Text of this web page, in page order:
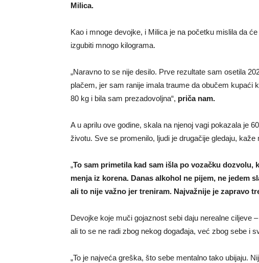
Milica.
Kao i mnoge devojke, i Milica je na početku mislila da
izgubiti mnogo kilograma.
„Naravno to se nije desilo. Prve rezultate sam osetila
plačem, jer sam ranije imala traume da obučem kupaći
80 kg i bila sam prezadovoljna“, priča nam.
A u aprilu ove godine, skala na njenoj vagi pokazala je
životu. Sve se promenilo, ljudi je drugačije gledaju, kaže
„To sam primetila kad sam išla po vozačku dozvolu,
menja iz korena. Danas alkohol ne pijem, ne jedem
ali to nije važno jer treniram. Najvažnije je zapravo
Devojke koje muči gojaznost sebi daju nerealne ciljeve
ali to se ne radi zbog nekog događaja, već zbog sebe i
„To je najveća greška, što sebe mentalno tako ubijaju.